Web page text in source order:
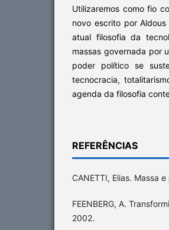
Utilizaremos como fio
novo escrito por
atual filosofia da
massas governada por
poder político se
tecnocracia,
agenda da filosofia
REFERÊNCIAS
CANETTI, Elias. Massa
FEENBERG, A.
2002.